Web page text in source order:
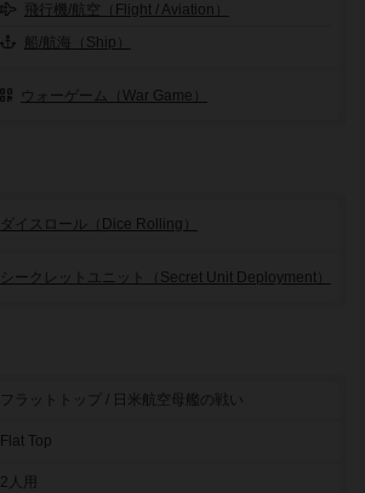
飛行機/航空（Flight / Aviation）
船/航海（Ship）
ウォーゲーム（War Game）
ダイスロール（Dice Rolling）
シークレットユニット（Secret Unit Deployment）
フラットトップ / 日米航空母艦の戦い
Flat Top
2人用